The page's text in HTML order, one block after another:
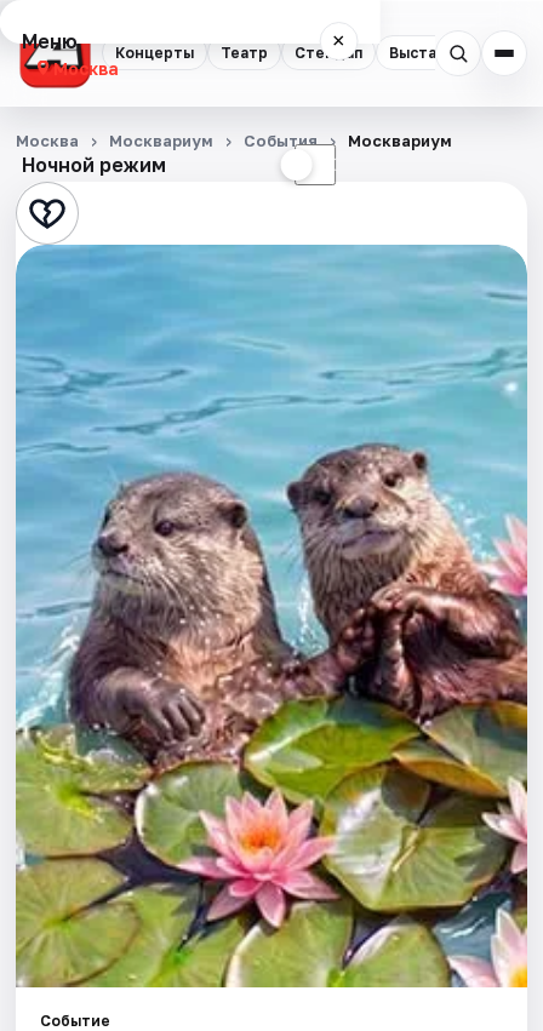
Концерты Театр Стендап Выставки
Меню ×
Москва
Концерты
Театр
Стендап
Квесты
Экскурсии
Спорт
События
Города
Площадки
Артисты
Рейтинги
Ночной режим ☾
Москва Москвариум События Москвариум
Событие